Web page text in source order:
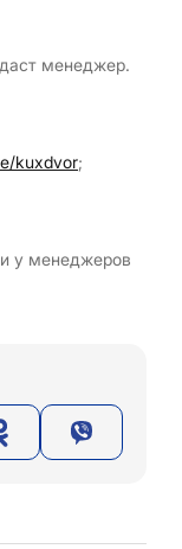
менеджер.
kuxdvor;
и у менеджеров